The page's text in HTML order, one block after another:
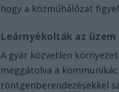
hogy a közműhálózat
Leárnyékolták az
A gyár közvetlen
meggátolva a
röntgenberendezésekkel